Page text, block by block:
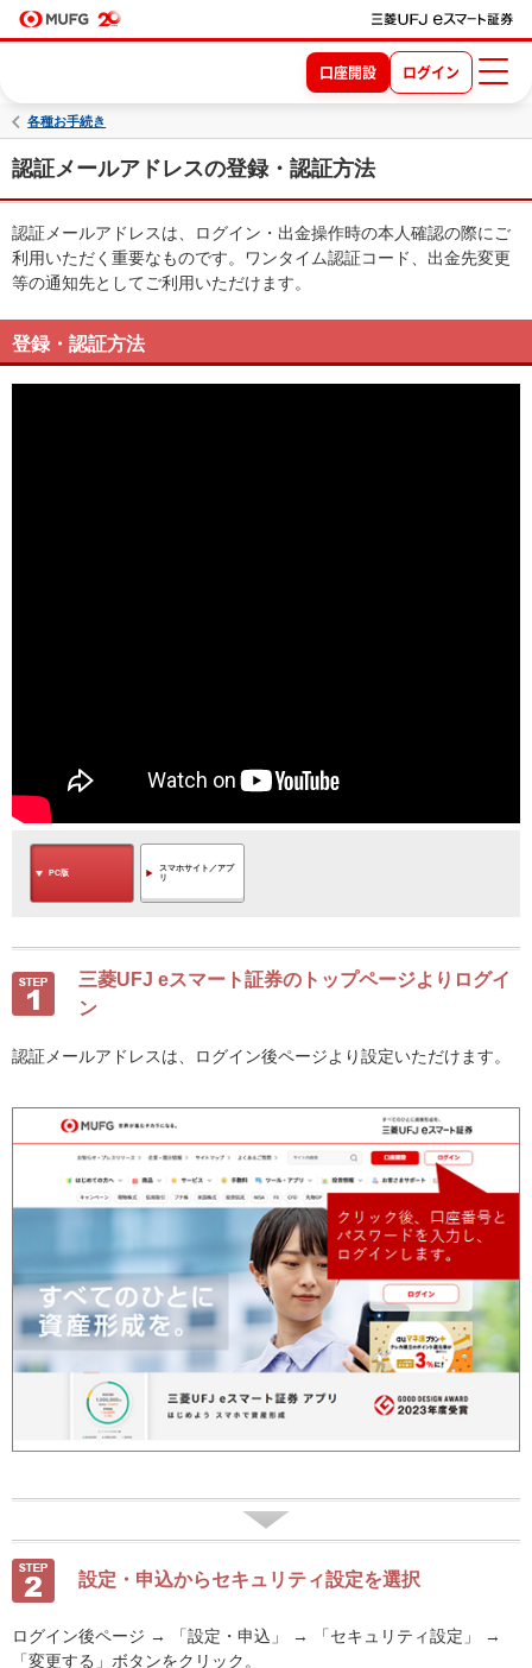
口座開設 ログイン
各種お手続き
認証メールアドレスの登録・認証方法
認証メールアドレスは、ログイン・出金操作時の本人確認の際にご
利用いただく重要なものです。ワンタイム認証コード、出金先変更
等の通知先としてご利用いただけます。
登録・認証方法
PC版
スマホサイト／アプ
リ
三菱UFJ eスマート証券のトップページよりログイ
ン
認証メールアドレスは、ログイン後ページより設定いただけます。
設定・申込からセキュリティ設定を選択
ログイン後ページ → 「設定・申込」 → 「セキュリティ設定」 →
「変更する」ボタンをクリック。